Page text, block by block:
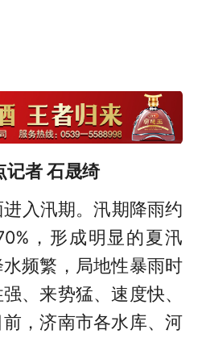
记者 石晟绮
入汛期。汛期降雨约
，形成明显的夏汛
频繁，局地性暴雨时
、来势猛、速度快、
，济南市各水库、河